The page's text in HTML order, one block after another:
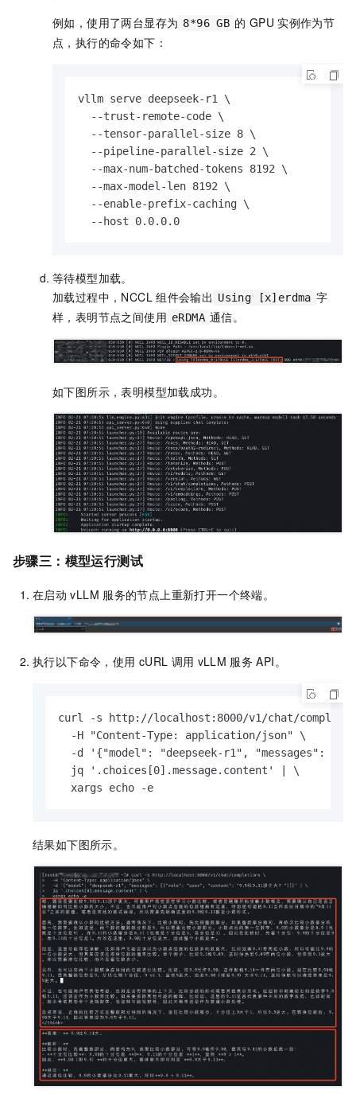
例如，使用了两台显存为 8*96 GB 的 GPU 实例作为节
点，执行的命令如下：
vllm serve deepseek-r1 \
  --trust-remote-code \
  --tensor-parallel-size 8 \
  --pipeline-parallel-size 2 \
  --max-num-batched-tokens 8192 \
  --max-model-len 8192 \
  --enable-prefix-caching \
  --host 0.0.0.0
等待模型加载。
加载过程中，NCCL 组件会输出 Using [x]erdma 字
样，表明节点之间使用 eRDMA 通信。
如下图所示，表明模型加载成功。
步骤三：模型运行测试
在启动 vLLM 服务的节点上重新打开一个终端。
执行以下命令，使用 cURL 调用 vLLM 服务 API。
curl -s http://localhost:8000/v1/chat/
  -H "Content-Type: application/json" \
-d '{"model": "deepseek-r1", "messages":
  jq '.choices[0].message.content' | \
  xargs echo -e
结果如下图所示。